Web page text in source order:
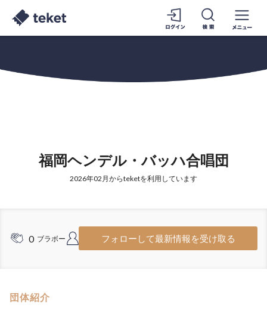
福岡ヘンデル・バッハ合唱団
2026年02月からteketを利用しています
0 ブラボー フォロワー
フォローして最新情報を受け取る
団体紹介